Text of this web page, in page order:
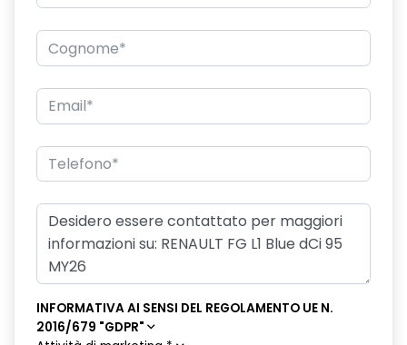
rivestimento base abitacolo in plastica
sistema di controllo della pressione pneumatici indiretto
specchietti esterni asferici, regolabili e autosbrinanti
elettricamente
vano portaoggetti chiuso - lato passeggero
INFORMATIVA AI SENSI DEL REGOLAMENTO UE N.
2016/679 "GDPR"